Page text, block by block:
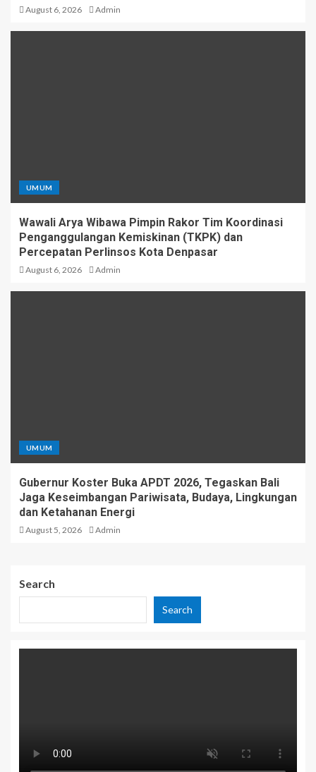
August 6, 2026 Admin
UMUM
Wawali Arya Wibawa Pimpin Rakor Tim Koordinasi
Penganggulangan Kemiskinan (TKPK) dan
Percepatan Perlinsos Kota Denpasar
August 6, 2026 Admin
UMUM
Gubernur Koster Buka APDT 2026, Tegaskan Bali
Jaga Keseimbangan Pariwisata, Budaya, Lingkungan
dan Ketahanan Energi
August 5, 2026 Admin
Search
Search